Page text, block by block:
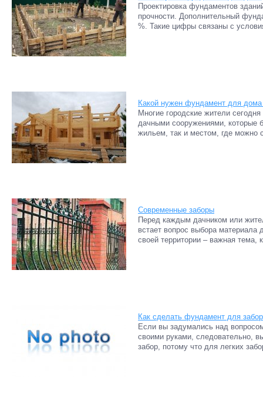
Проектировка фундаментов
прочности. Дополнительный
%. Такие цифры связаны с
Какой нужен фундамент для дома
Многие городские жители
дачными сооружениями, которые
жильем, так и местом, где можно
Современные заборы
Перед каждым дачником или
встает вопрос выбора материала
своей территории – важная тема,
Как сделать фундамент для
Если вы задумались над
своими руками, следовательно,
забор, потому что для легких